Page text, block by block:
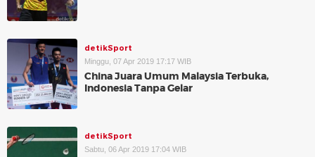
detikSport
Minggu, 07 Apr 2019 17:17 WIB
China Juara Umum Malaysia Terbuka,
Indonesia Tanpa Gelar
detikSport
Sabtu, 06 Apr 2019 17:04 WIB